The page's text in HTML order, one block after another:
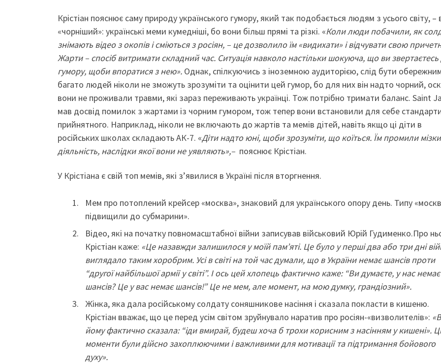
Крістіан пояснює саму природу українського гумору, який так подобається людям з усього світу, –
«чорніший»: українські меми кумедніші, бо вони більш прямі та різкі. «Коли люди побачили, як
знімають відео з окопів і сміються з росіян, – це дозволило їм «видихати» і відчувати свою
Жарти – спосіб витримати складний час. Ситуація навколо настільки шокуюча, що ви
гумору, щоби впоратися з нею». Однак, спілкуючись з іноземною аудиторією, слід бути
багато людей ніколи не зможуть зрозуміти та оцінити цей гумор, бо для них він надто чорний,
вони не проживали травми, які зараз переживають українці. Тож потрібно тримати баланс. Saint
мав досвід помилок з жартами із чорним гумором, тож тепер вони встановили для себе
прийнятного. Наприклад, ніколи не включають до жартів та мемів дітей, навіть якщо ці діти в
російських школах складають АК-7. «Діти надто юні, щоби зрозуміти, що коїться. Їм промили
діяльність, наслідки якої вони не уявляють»,– пояснює Крістіан.
У Крістіана є свій топ мемів, які з’явилися в Україні після вторгнення.
Мем про потоплений крейсер «москва», знаковий для українського опору день. Типу
підвищили до субмарини».
Відео, які на початку повномасштабної війни записував військовий Юрій Гудименко.Про
Крістіан каже: «Це назавжди залишилося у моїй пам’яті. Це було у перші два або три дні
виглядало таким хоробрим. Усі в світі на той час думали, що в України немає шансів проти
“другої найбільшої армії у світі”. І ось цей хлопець фактично каже: “Ви думаєте, у нас немає
шансів? Це у вас немає шансів!” Це не мем, але момент, на мою думку, грандіозний».
Жінка, яка дала російському солдату соняшникове насіння і сказала покласти в кишеню.
Крістіан вважає, що це перед усім світом зруйнувало наратив про росіян-«визволителів»:
йому фактично сказала: “іди вмирай, будеш хоча б трохи корисним з насінням у кишені». Ці
моменти були дійсно захоплюючими і важливими для мотивації та підтримання бойового
духу».